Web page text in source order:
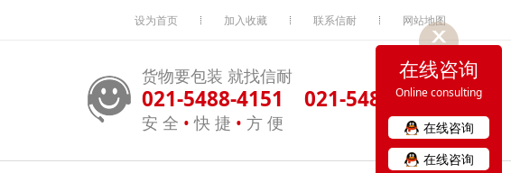
设为首页 加入收藏 联系信耐 网站地图
货物要包装 就找信耐
021-5488-4151 021-5488-4163
安 全 • 快 捷 • 方 便
在线咨询
Online consulting
在线咨询
在线咨询